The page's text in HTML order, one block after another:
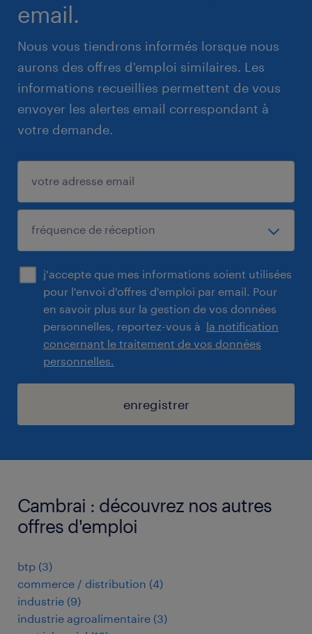
email.
Nous vous tiendrons informés lorsque nous
aurons des offres d'emploi similaires. Les
informations recueillies permettent de vous
envoyer les alertes email correspondant à
votre demande.
j'accepte que mes informations soient utilisées
pour l'envoi d'offres d'emploi par email. Pour
en savoir plus sur la gestion de vos données
personnelles, reportez-vous à la notification
concernant le traitement de vos données
personnelles.
enregistrer
Cambrai : découvrez nos autres
offres d'emploi
btp (3)
commerce / distribution (4)
industrie (9)
industrie agroalimentaire (3)